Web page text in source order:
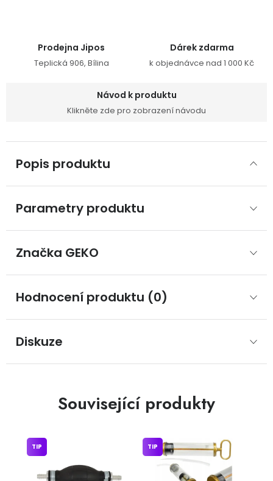
Prodejna Jipos
Teplická 906, Bílina
Dárek zdarma
k objednávce nad 1 000 Kč
Návod k produktu
Klikněte zde pro zobrazení návodu
Popis produktu
Parametry produktu
Značka GEKO
Hodnocení produktu (0)
Diskuze
Související produkty
TIP TIP